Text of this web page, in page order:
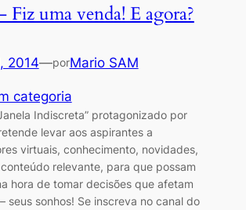
Fiz uma venda! E agora?
2014—porMario SAM
categoria
Indiscreta” protagonizado por
levar aos aspirantes a
virtuais, conhecimento, novidades,
relevante, para que possam
hora de tomar decisões que afetam
seus sonhos! Se inscreva no canal do